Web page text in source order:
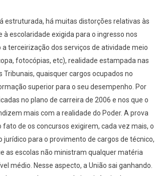
estruturada, há muitas distorções relativas às
à escolaridade exigida para o ingresso nos
a terceirização dos serviços de atividade meio
fotocópias, etc), realidade estampada nas
Tribunais, quaisquer cargos ocupados no
superior para o seu desempenho. Por
no plano de carreira de 2006 e nos que o
mais com a realidade do Poder. A prova
de os concursos exigirem, cada vez mais, o
jurídico para o provimento de cargos de técnico,
as escolas não ministram qualquer matéria
médio. Nesse aspecto, a União sai ganhando.